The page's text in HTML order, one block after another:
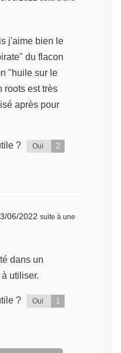
j'aime bien le
du flacon
"huile sur le
roots est très
après pour
? Oui 2
06/2022 suite à une
dans un
utiliser.
? Oui 1